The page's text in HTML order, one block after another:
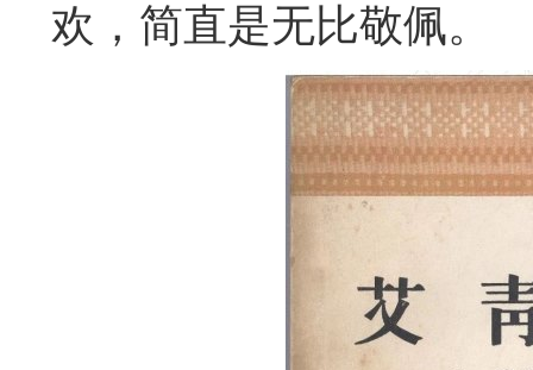
欢，简直是无比敬佩。